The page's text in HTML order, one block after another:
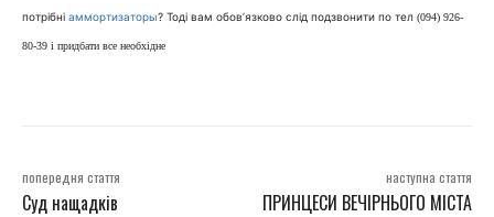
потрібні аммортизаторы? Тоді вам обов’язково слід подзвонити по тел (094) 926-
80-39 і придбати все необхідне
попередня стаття
Суд нащадків
наступна стаття
ПРИНЦЕСИ ВЕЧІРНЬОГО МІСТА